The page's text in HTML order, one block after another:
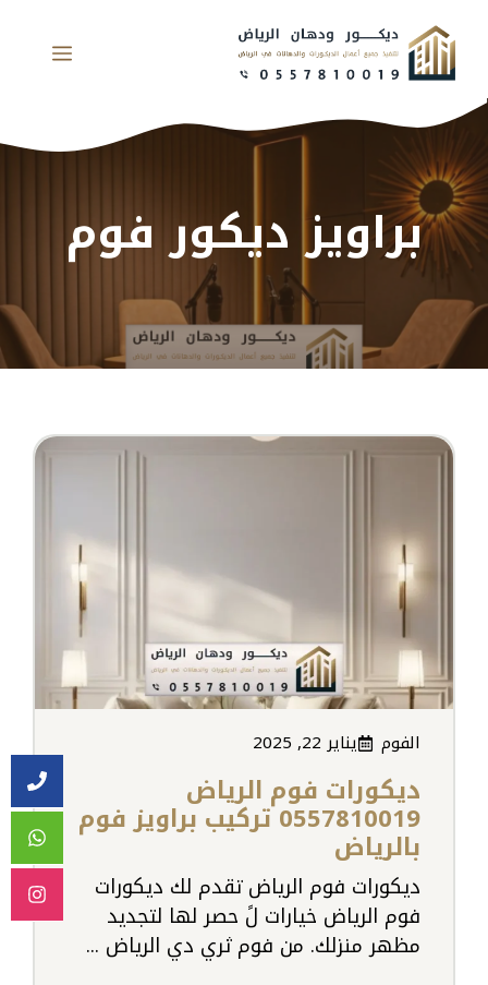
المحتوى
براويز ديكور فوم
الفوم يناير 22, 2025
ديكورات فوم الرياض
0557810019 تركيب براويز فوم
بالرياض
ديكورات فوم الرياض تقدم لك ديكورات
فوم الرياض خيارات لً حصر لها لتجديد
مظهر منزلك. من فوم ثري دي الرياض ...